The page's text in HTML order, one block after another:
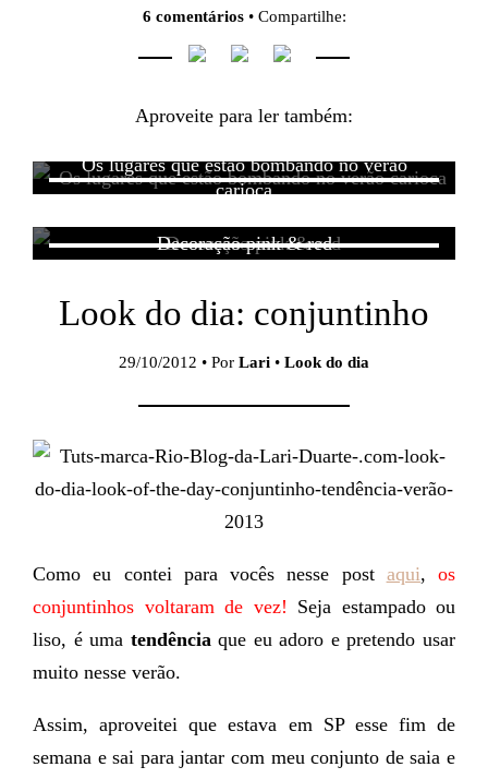
6 comentários• Compartilhe:
Aproveite para ler também:
Os lugares que estão bombando no verão
carioca
Decoração pink & red
Look do dia: conjuntinho
29/10/2012 • Por Lari • Look do dia
Como eu contei para vocês nesse post aqui, os
conjuntinhos voltaram de vez! Seja estampado ou
liso, é uma tendência que eu adoro e pretendo usar
muito nesse verão.
Assim, aproveitei que estava em SP esse fim de
semana e sai para jantar com meu conjunto de saia e